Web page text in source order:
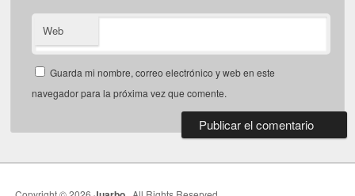
Web
Guarda mi nombre, correo electrónico y web en este
navegador para la próxima vez que comente.